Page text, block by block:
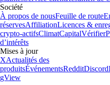
Société
À propos de nousFeuille de route
réservesAffiliationLicences &
crypto-actifsClimatCapitalVérifier
d’intérêts
Mises à jour
XActualités des
produitsÉvénementsRedditDiscord
gView